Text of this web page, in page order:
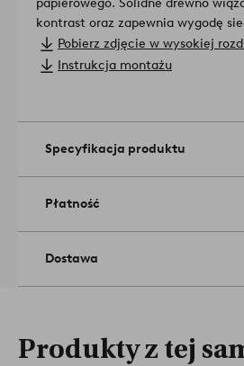
kontrast oraz zapewnia wygodę
Materiał: Wiąz i papierowy
Wymiary produktu: Wysokość 74
szerokość siedziska 44 cm,
Konserwacja: Przecierać lekko
Maksymalne obciążenie 100 kg.
wygodna i ma swój urok, gdy
Pobierz zdjęcie w wysokiej
Instrukcja montażu
Specyfikacja produktu
Płatność
Dostawa
Produkty z tej